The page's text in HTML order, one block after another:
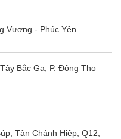
Vương - Phúc Yên
Bắc Ga, P. Đông Thọ
Tân Chánh Hiệp, Q12,